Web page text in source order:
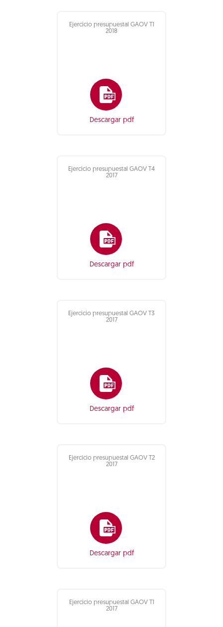
Ejercicio presupuestal GAOV T1
2018
Descargar pdf
Ejercicio presupuestal GAOV T4
2017
Descargar pdf
Ejercicio presupuestal GAOV T3
2017
Descargar pdf
Ejercicio presupuestal GAOV T2
2017
Descargar pdf
Ejercicio presupuestal GAOV T1
2017